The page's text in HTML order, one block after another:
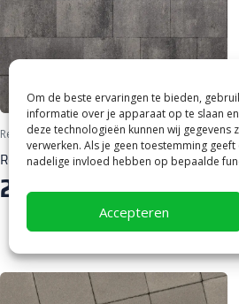
Om de beste ervaringen te bieden,
informatie over je apparaat op te slaan
deze technologieën kunnen wij
verwerken. Als je geen toestemming
nadelige invloed hebben op bepaalde
Accepteren
Redsun|Bestrating & Klinkers
Recto 30x20x5 cm Amiata
20, per m²